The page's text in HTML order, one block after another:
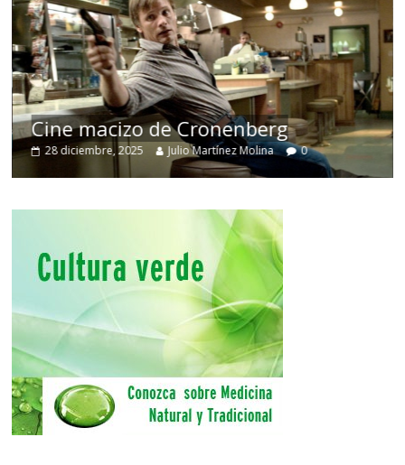
Cine macizo de Cronenberg
28 diciembre, 2025 Julio Martínez Molina 0